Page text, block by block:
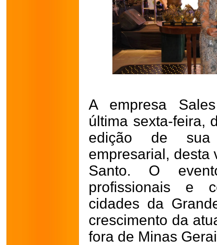
A empresa
última sexta-feira,
edição de sua
empresarial, desta
Santo. O
profissionais e
cidades da
crescimento da
fora de Minas